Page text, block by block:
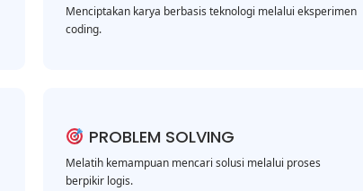
Menciptakan karya berbasis teknologi melalui eksperimen
coding.
PROBLEM SOLVING
Melatih kemampuan mencari solusi melalui proses
berpikir logis.